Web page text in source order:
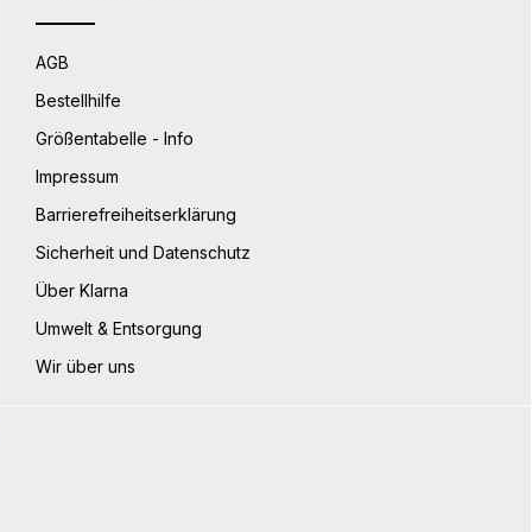
AGB
Bestellhilfe
Größentabelle - Info
Impressum
Barrierefreiheitserklärung
Sicherheit und Datenschutz
Über Klarna
Umwelt & Entsorgung
Wir über uns